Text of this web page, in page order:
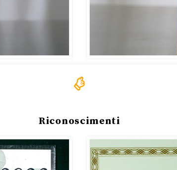
Riconoscimenti